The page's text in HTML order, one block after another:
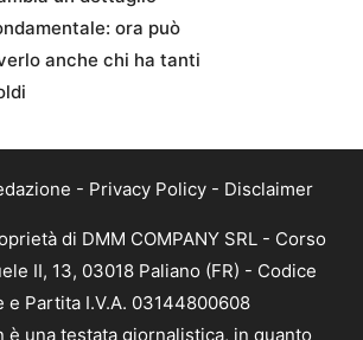
ora può
anche chi ha tanti
- Privacy Policy - Disclaimer
di DMM COMPANY SRL - Corso
II, 13, 03018 Paliano (FR) - Codice
e Partita I.V.A. 03144800608
è una testata giornalistica, in quanto